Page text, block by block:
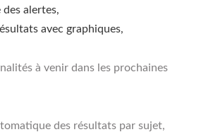
alertes,
avec graphiques,
à venir dans les prochaines
des résultats par sujet,